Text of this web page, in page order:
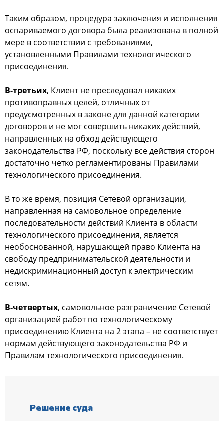
Таким образом, процедура заключения и исполнения
оспариваемого договора была реализована в полной
мере в соответствии с требованиями,
установленными Правилами технологического
присоединения.
В-третьих, Клиент не преследовал никаких
противоправных целей, отличных от
предусмотренных в законе для данной категории
договоров и не мог совершить никаких действий,
направленных на обход действующего
законодательства РФ, поскольку все действия сторон
достаточно четко регламентированы Правилами
технологического присоединения.
В то же время, позиция Сетевой организации,
направленная на самовольное определение
последовательности действий Клиента в области
технологического присоединения, является
необоснованной, нарушающей право Клиента на
свободу предпринимательской деятельности и
недискриминационный доступ к электрическим
сетям.
В-четвертых, самовольное разграничение Сетевой
организацией работ по технологическому
присоединению Клиента на 2 этапа – не соответствует
нормам действующего законодательства РФ и
Правилам технологического присоединения.
Решение суда